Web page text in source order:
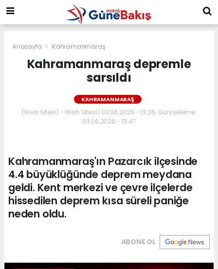
Anasayfa Kahramanmaraş
Kahramanmaraş depremle
sarsıldı
KAHRAMANMARAŞ
(Web Sitesi) - Web Sitesi | 03.06.2026 - 13:26, Güncelleme:
03.06.2026 - 13:47
Kahramanmaraş'ın Pazarcık ilçesinde
4.4 büyüklüğünde deprem meydana
geldi. Kent merkezi ve çevre ilçelerde
hissedilen deprem kısa süreli paniğe
neden oldu.
ABONE OL